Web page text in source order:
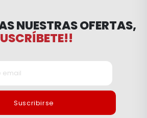
NUESTRAS OFERTAS,
Suscribirse